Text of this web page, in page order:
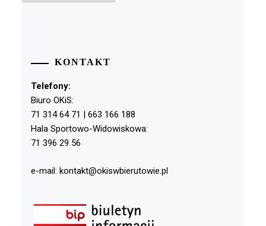
KONTAKT
Telefony:
Biuro OKiS:
71 314 64 71 | 663 166 188
Hala Sportowo-Widowiskowa:
71 396 29 56
e-mail: kontakt@okiswbierutowie.pl